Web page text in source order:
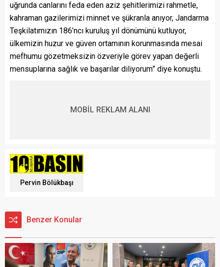
uğrunda canlarını feda eden aziz şehitlerimizi rahmetle,
kahraman gazilerimizi minnet ve şükranla anıyor, Jandarma
Teşkilatımızın 186’ncı kuruluş yıl dönümünü kutluyor,
ülkemizin huzur ve güven ortamının korunmasında mesai
mefhumu gözetmeksizin özveriyle görev yapan değerli
mensuplarına sağlık ve başarılar diliyorum” diye konuştu.
MOBİL REKLAM ALANI
Pervin Bölükbaşı
Benzer Konular